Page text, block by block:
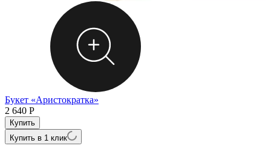
Букет «Аристократка»
2 640 Р
Купить в 1 клик